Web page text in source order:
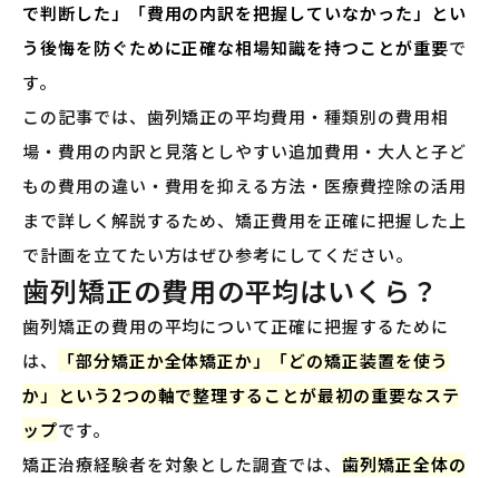
で判断した」「費用の内訳を把握していなかった」とい
う後悔を防ぐために正確な相場知識を持つことが重要で
す。
この記事では、歯列矯正の平均費用・種類別の費用相
場・費用の内訳と見落としやすい追加費用・大人と子ど
もの費用の違い・費用を抑える方法・医療費控除の活用
まで詳しく解説するため、矯正費用を正確に把握した上
で計画を立てたい方はぜひ参考にしてください。
歯列矯正の費用の平均はいくら？
歯列矯正の費用の平均について正確に把握するために
は、
「部分矯正か全体矯正か」「どの矯正装置を使う
か」という2つの軸で整理することが最初の重要なステ
ップです。
矯正治療経験者を対象とした調査では、 歯列矯正全体の